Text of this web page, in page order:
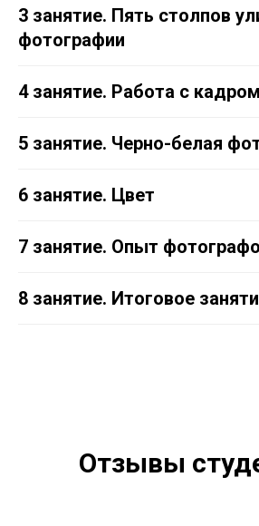
3 занятие. Пять столпов
фотографии
4 занятие. Работа с кадром
5 занятие. Черно-белая
6 занятие. Цвет
7 занятие. Опыт
8 занятие. Итоговое
Отзывы